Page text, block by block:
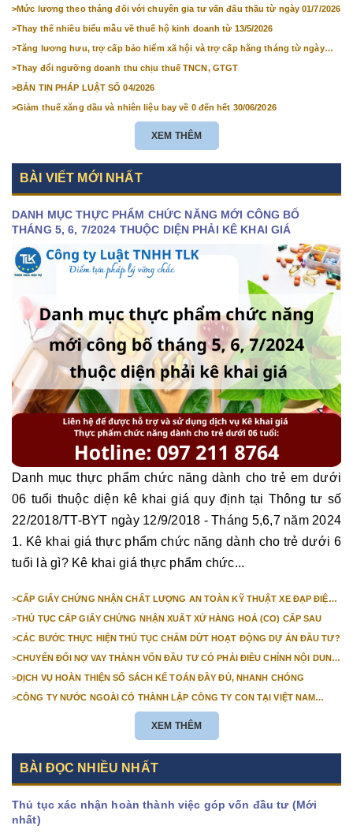
>Mức lương theo tháng đối với chuyên gia tư vấn đấu thầu từ ngày 01/7/2026
>Thay thế nhiều biểu mẫu về thuế hộ kinh doanh từ 13/5/2026
>Tăng lương hưu, trợ cấp bảo hiểm xã hội và trợ cấp hằng tháng từ ngày
>Thay đổi ngưỡng doanh thu chịu thuế TNCN, GTGT
>BẢN TIN PHÁP LUẬT SỐ 04/2026
>Giảm thuế xăng dầu và nhiên liệu bay về 0 đến hết 30/06/2026
XEM THÊM
BÀI VIẾT MỚI NHẤT
DANH MỤC THỰC PHẨM CHỨC NĂNG MỚI CÔNG BỐ
THÁNG 5, 6, 7/2024 THUỘC DIỆN PHẢI KÊ KHAI GIÁ
Danh mục thực phẩm chức năng dành cho trẻ em dưới
06 tuổi thuộc diện kê khai giá quy định tại Thông tư số
22/2018/TT-BYT ngày 12/9/2018 - Tháng 5,6,7 năm 2024
1. Kê khai giá thực phẩm chức năng dành cho trẻ dưới 6
tuổi là gì? Kê khai giá thực phẩm chức...
>CẤP GIẤY CHỨNG NHẬN CHẤT LƯỢNG AN TOÀN KỸ THUẬT XE ĐẠP ĐIỆN
NHẬP KHẨU
>THỦ TỤC CẤP GIẤY CHỨNG NHẬN XUẤT XỨ HÀNG HOÁ (CO) CẤP SAU
>CÁC BƯỚC THỰC HIỆN THỦ TỤC CHẤM DỨT HOẠT ĐỘNG DỰ ÁN ĐẦU TƯ?
>CHUYỂN ĐỔI NỢ VAY THÀNH VỐN ĐẦU TƯ CÓ PHẢI ĐIỀU CHỈNH NỘI DUNG
GIẤY CHỨNG NHẬN ĐĂNG KÝ ĐẦU TƯ KHÔNG?
>DỊCH VỤ HOÀN THIỆN SỔ SÁCH KẾ TOÁN ĐẦY ĐỦ, NHANH CHÓNG
>CÔNG TY NƯỚC NGOÀI CÓ THÀNH LẬP CÔNG TY CON TẠI VIỆT NAM
ĐƯỢC KHÔNG? NHỮNG ĐIỀU KIỆN ĐỂ CÔNG TY NƯỚC NGOÀI THÀNH LẬP
XEM THÊM
BÀI ĐỌC NHIỀU NHẤT
Thủ tục xác nhận hoàn thành việc góp vốn đầu tư (Mới
nhất)